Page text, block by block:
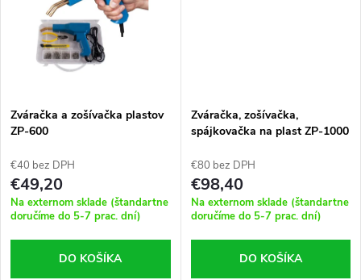
Zváračka a zošívačka plastov
ZP-600
€40 bez DPH
€49,20
Na externom sklade (štandartne
doručíme do 5-7 prac. dní)
DO KOŠÍKA
Zváračka, zošívačka,
spájkovačka na plast ZP-1000
€80 bez DPH
€98,40
Na externom sklade (štandartne
doručíme do 5-7 prac. dní)
DO KOŠÍKA